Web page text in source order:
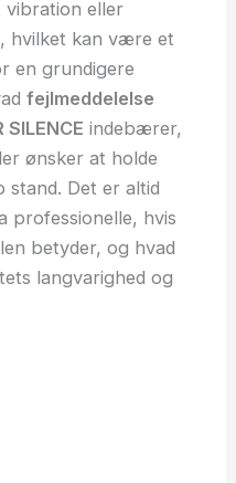
vibration eller
hvilket kan være et
en grundigere
fejlmeddelelse
SILENCE indebærer,
ønsker at holde
stand. Det er altid
professionelle, hvis
betyder, og hvad
langvarighed og